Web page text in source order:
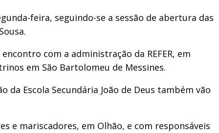
feira, seguindo-se a sessão de abertura das
com a administração da REFER, em
em São Bartolomeu de Messines.
Escola Secundária João de Deus também vão
e mariscadores, em Olhão, e com responsáveis